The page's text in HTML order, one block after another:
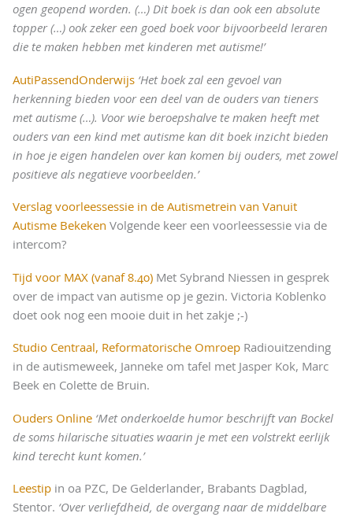
ogen geopend worden. (…) Dit boek is dan ook een absolute
topper (…) ook zeker een goed boek voor bijvoorbeeld leraren
die te maken hebben met kinderen met autisme!’
AutiPassendOnderwijs ‘Het boek zal een gevoel van
herkenning bieden voor een deel van de ouders van tieners
met autisme (…). Voor wie beroepshalve te maken heeft met
ouders van een kind met autisme kan dit boek inzicht bieden
in hoe je eigen handelen over kan komen bij ouders, met zowel
positieve als negatieve voorbeelden.’
Verslag voorleessessie in de Autismetrein van Vanuit
Autisme Bekeken Volgende keer een voorleessessie via de
intercom?
Tijd voor MAX (vanaf 8.40) Met Sybrand Niessen in gesprek
over de impact van autisme op je gezin. Victoria Koblenko
doet ook nog een mooie duit in het zakje ;-)
Studio Centraal, Reformatorische Omroep Radiouitzending
in de autismeweek, Janneke om tafel met Jasper Kok, Marc
Beek en Colette de Bruin.
Ouders Online ‘Met onderkoelde humor beschrijft van Bockel
de soms hilarische situaties waarin je met een volstrekt eerlijk
kind terecht kunt komen.’
Leestip in oa PZC, De Gelderlander, Brabants Dagblad,
Stentor. ‘Over verliefdheid, de overgang naar de middelbare